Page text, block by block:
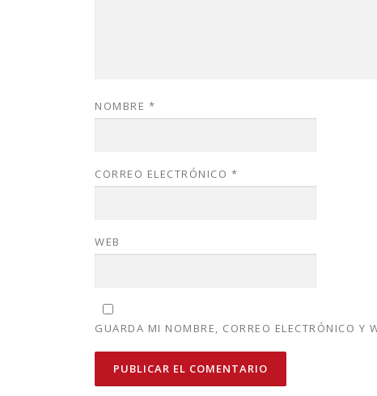
NOMBRE *
CORREO ELECTRÓNICO *
WEB
GUARDA MI NOMBRE, CORREO ELECTRÓNICO Y